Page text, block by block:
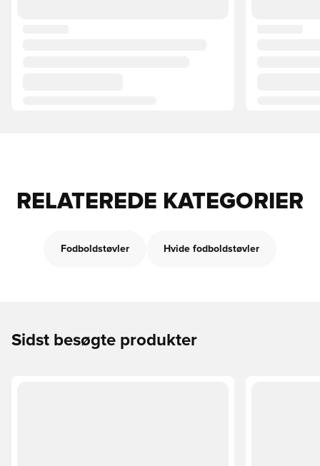
RELATEREDE KATEGORIER
Fodboldstøvler Hvide fodboldstøvler
Sidst besøgte produkter